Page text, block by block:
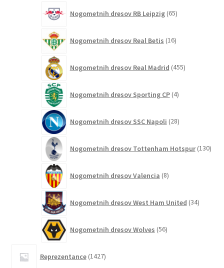
Nogometnih dresov RB Leipzig 65izdelkov
Nogometnih dresov Real Betis 16izdelkov
Nogometnih dresov Real Madrid 455izdelkov
Nogometnih dresov Sporting CP 4izdelki
Nogometnih dresov SSC Napoli 28izdelkov
Nogometnih dresov Tottenham Hotspur 130
Nogometnih dresov Valencia 8izdelkov
Nogometnih dresov West Ham United 34izdelkov
Nogometnih dresov Wolves 56izdelkov
Reprezentance 1427izdelkov